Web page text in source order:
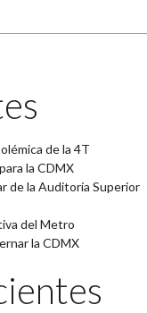
de la 4T
la CDMX
de la Auditoría Superior
del Metro
la CDMX